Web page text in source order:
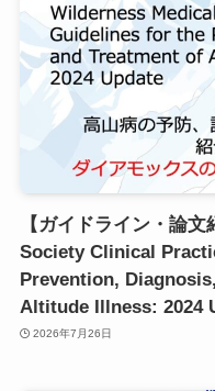
【ガイドライン・論
Society Clinical
Prevention,
Altitude Illness: 2024
2026年7月26日